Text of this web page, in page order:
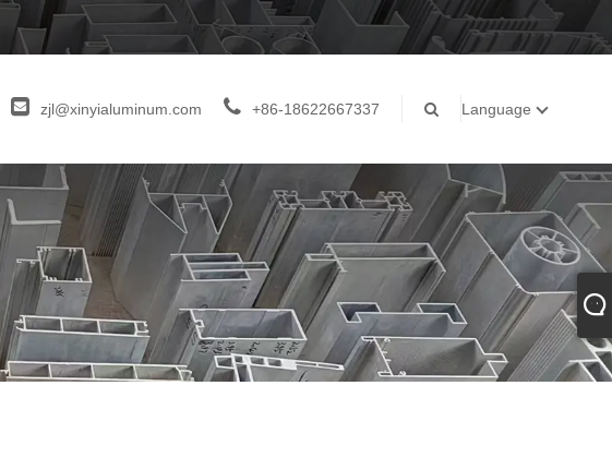
zjl@xinyialuminum.com +86-18622667337 Language